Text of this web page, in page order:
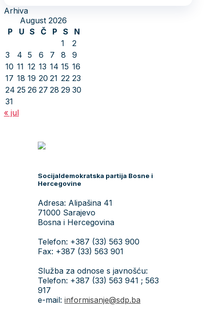
Arhiva
August 2026
P
U S Č P S
N
1
2
3
4 5 6 7 8
9
10 11 12 13 14 15 16
17 18 19 20 21 22 23
24 25 26 27 28 29 30
31
« jul
Socijaldemokratska partija Bosne i
Hercegovine
Adresa: Alipašina 41
71000 Sarajevo
Bosna i Hercegovina
Telefon: +387 (33) 563 900
Fax: +387 (33) 563 901
Služba za odnose s javnošću:
Telefon: +387 (33) 563 941 ; 563
917
e-mail: informisanje@sdp.ba